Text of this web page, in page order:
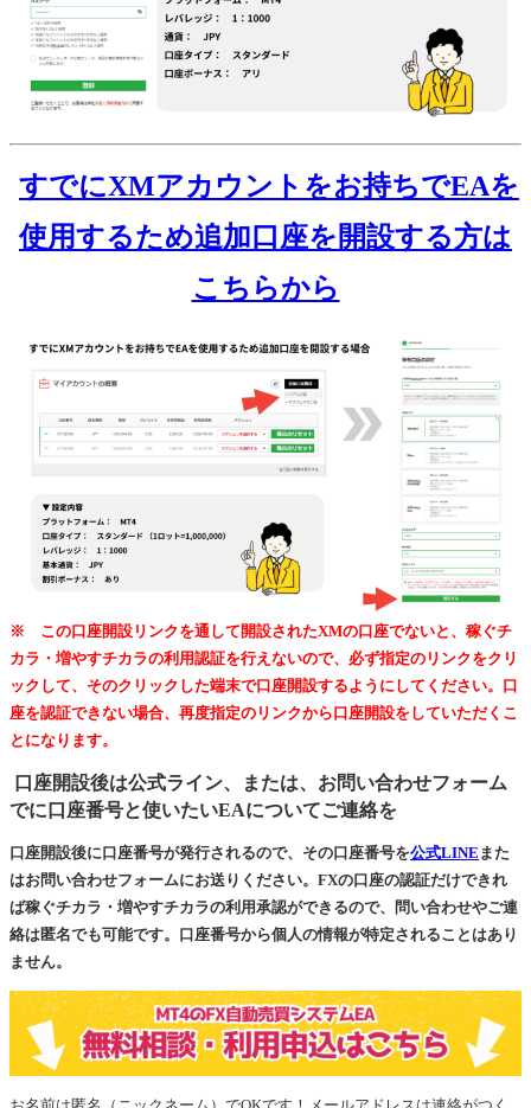
すでにXMアカウントをお持ちでEAを
使用するため追加口座を開設する方は
こちらから
※ この口座開設リンクを通して開設されたXMの口座でないと、稼ぐチ
カラ・増やすチカラの利用認証を行えないので、必ず指定のリンクをクリ
ックして、そのクリックした端末で口座開設するようにしてください。口
座を認証できない場合、再度指定のリンクから口座開設をしていただくこ
とになります。
口座開設後は公式ライン、または、お問い合わせフォーム
でに口座番号と使いたいEAについてご連絡を
口座開設後に口座番号が発行されるので、その口座番号を公式LINE また
はお問い合わせフォームにお送りください。FXの口座の認証だけできれ
ば稼ぐチカラ・増やすチカラの利用承認ができるので、問い合わせやご連
絡は匿名でも可能です。口座番号から個人の情報が特定されることはあり
ません。